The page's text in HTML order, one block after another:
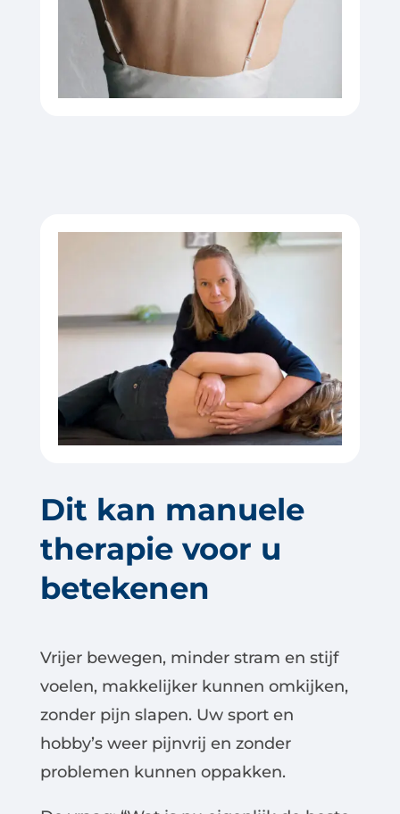
Dit kan manuele
therapie voor u
betekenen
Vrijer bewegen, minder stram en stijf
voelen, makkelijker kunnen omkijken,
zonder pijn slapen. Uw sport en
hobby’s weer pijnvrij en zonder
problemen kunnen oppakken.